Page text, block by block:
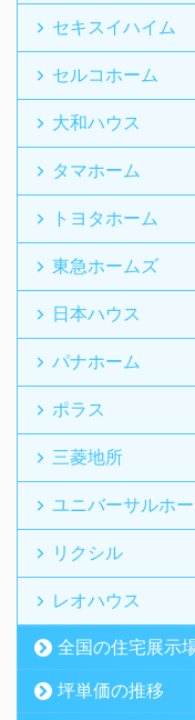
セキスイハイム
セルコホーム
大和ハウス
タマホーム
トヨタホーム
東急ホームズ
日本ハウス
パナホーム
ポラス
三菱地所
ユニバーサルホ
リクシル
レオハウス
全国の住宅展示
坪単価の推移